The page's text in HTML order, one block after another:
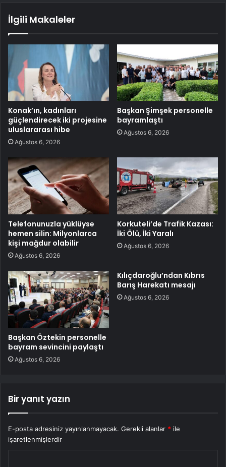
İlgili Makaleler
Konak’ın, kadınları
güçlendirecek iki projesine
uluslararası hibe
Ağustos 6, 2026
Başkan Şimşek personelle
bayramlaştı
Ağustos 6, 2026
Telefonunuzla yüklüyse
hemen silin: Milyonlarca
kişi mağdur olabilir
Ağustos 6, 2026
Korkuteli’de Trafik Kazası:
İki Ölü, İki Yaralı
Ağustos 6, 2026
Başkan Öztekin personelle
bayram sevincini paylaştı
Ağustos 6, 2026
Kılıçdaroğlu’ndan Kıbrıs
Barış Harekatı mesajı
Ağustos 6, 2026
Bir yanıt yazın
E-posta adresiniz yayınlanmayacak. Gerekli alanlar * ile
işaretlenmişlerdir